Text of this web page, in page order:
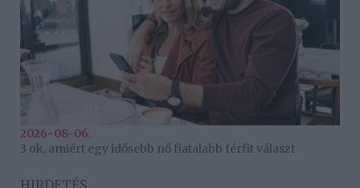
2026-08-06.
3 ok, amiért egy idősebb nő fiatalabb férfit választ